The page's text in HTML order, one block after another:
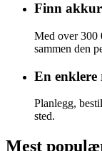
Finn
Med over 300
sammen den
En enklere
Planlegg,
sted.
Mest